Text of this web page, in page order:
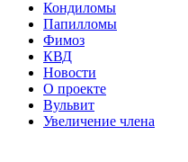
Кондиломы
Папилломы
Фимоз
КВД
Новости
О проекте
Вульвит
Увеличение члена